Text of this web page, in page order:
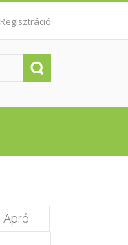
Regisztráció
Apró